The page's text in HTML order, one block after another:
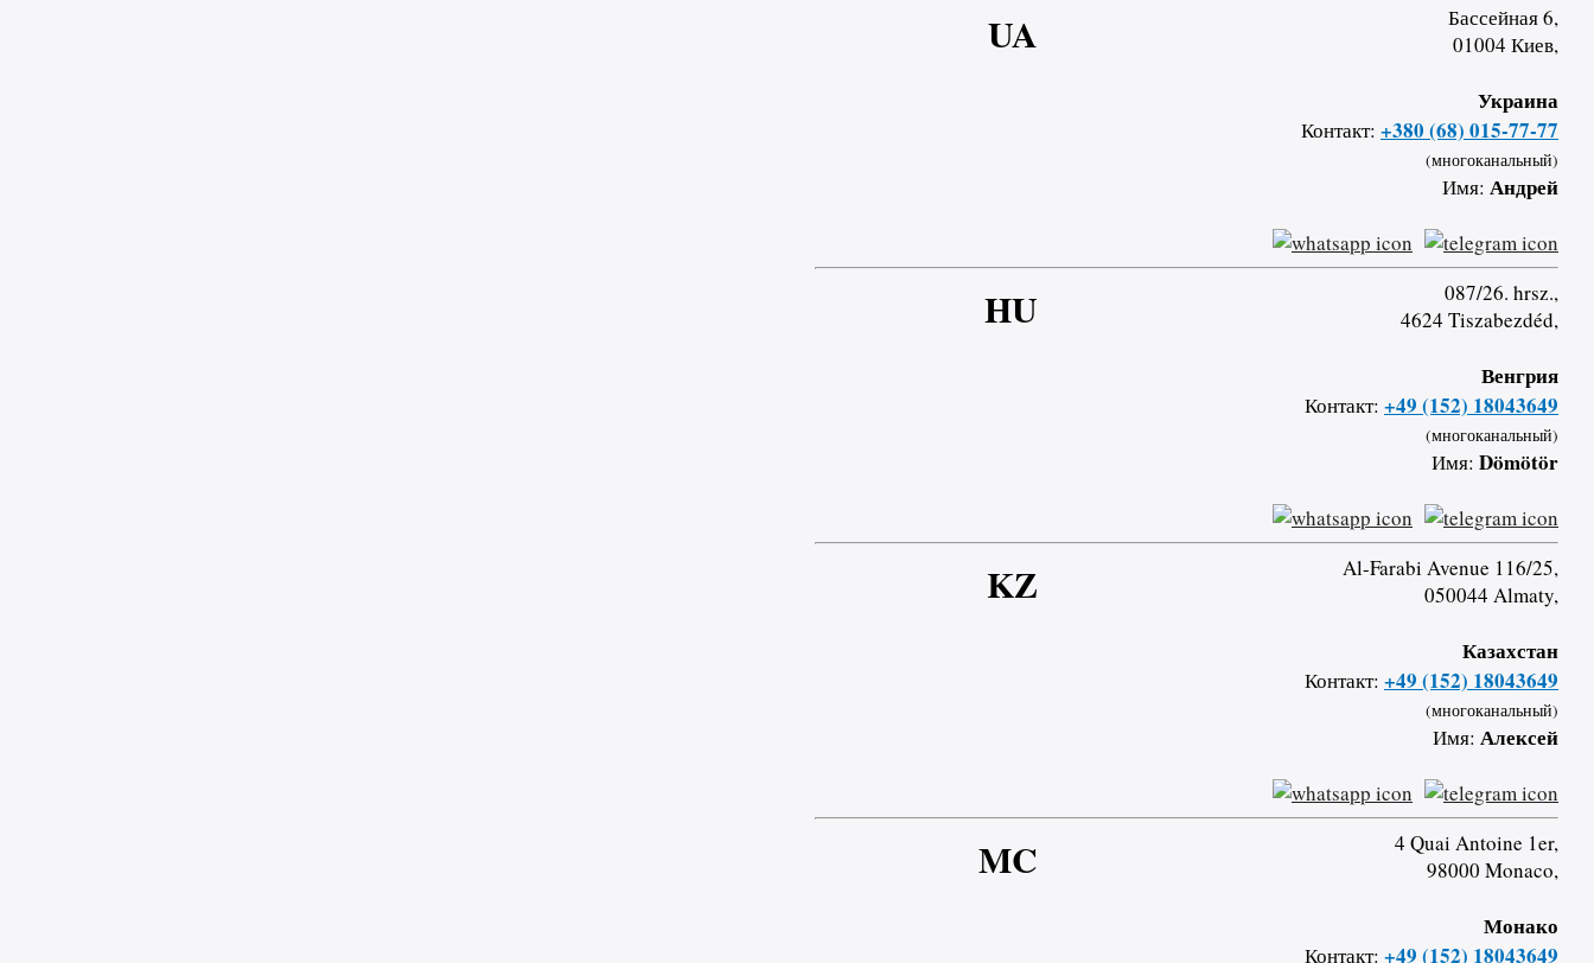
UA
Бассейная 6,
01004 Киев,
Украина
Контакт: +380 (68) 015-77-77
(многоканальный)
Имя: Андрей
HU
087/26. hrsz.,
4624 Tiszabezdéd,
Венгрия
Контакт: +49 (152) 18043649
(многоканальный)
Имя: Dömötör
KZ
Al-Farabi Avenue 116/25,
050044 Almaty,
Казахстан
Контакт: +49 (152) 18043649
(многоканальный)
Имя: Алексей
MC
4 Quai Antoine 1er,
98000 Monaco,
Монако
Контакт: +49 (152) 18043649